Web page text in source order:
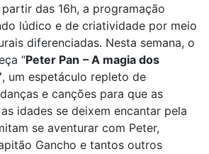
das 16h, a programação
lúdico e de criatividade por meio
diferenciadas. Nesta semana, o
“Peter Pan – A magia dos
, um espetáculo repleto de
e canções para que as
idades se deixem encantar pela
se aventurar com Peter,
Gancho e tantos outros